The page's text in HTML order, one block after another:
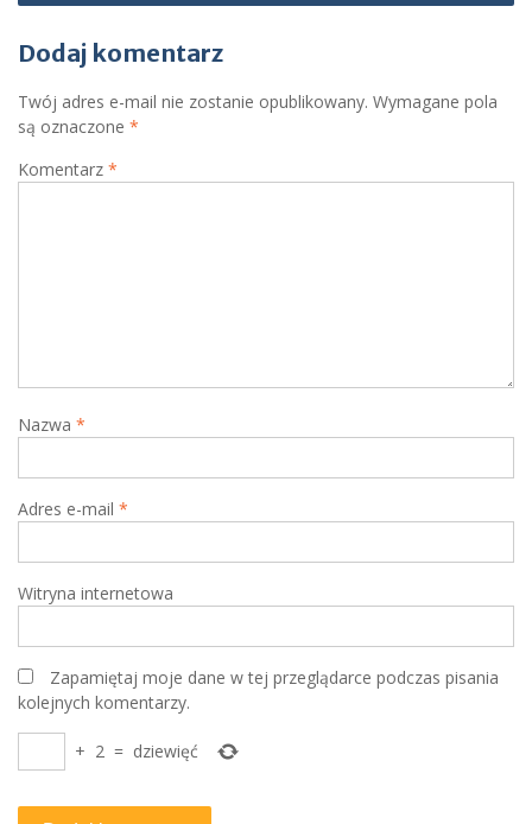
Dodaj komentarz
Twój adres e-mail nie zostanie opublikowany. Wymagane pola
są oznaczone *
Komentarz *
Nazwa *
Adres e-mail *
Witryna internetowa
Zapamiętaj moje dane w tej przeglądarce podczas pisania
kolejnych komentarzy.
+ 2 = dziewięć